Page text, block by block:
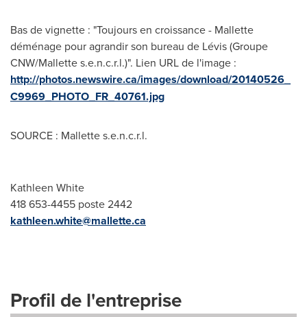
Bas de vignette : "Toujours en croissance - Mallette
déménage pour agrandir son bureau de Lévis (Groupe
CNW/Mallette s.e.n.c.r.l.)". Lien URL de l'image :
http://photos.newswire.ca/images/download/20140526_
C9969_PHOTO_FR_40761.jpg
SOURCE : Mallette s.e.n.c.r.l.
Kathleen White
418 653-4455 poste 2442
kathleen.white@mallette.ca
Profil de l'entreprise